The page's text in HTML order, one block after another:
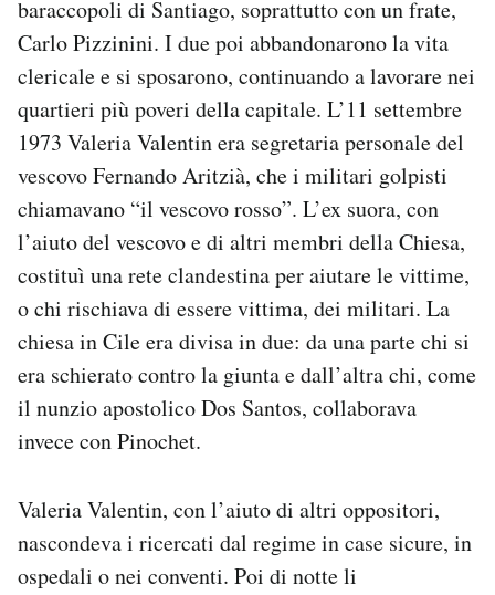
baraccopoli di Santiago, soprattutto con un frate,
Carlo Pizzinini. I due poi abbandonarono la vita
clericale e si sposarono, continuando a lavorare nei
quartieri più poveri della capitale. L’11 settembre
1973 Valeria Valentin era segretaria personale del
vescovo Fernando Aritzià, che i militari golpisti
chiamavano “il vescovo rosso”. L’ex suora, con
l’aiuto del vescovo e di altri membri della Chiesa,
costituì una rete clandestina per aiutare le vittime,
o chi rischiava di essere vittima, dei militari. La
chiesa in Cile era divisa in due: da una parte chi si
era schierato contro la giunta e dall’altra chi, come
il nunzio apostolico Dos Santos, collaborava
invece con Pinochet.
Valeria Valentin, con l’aiuto di altri oppositori,
nascondeva i ricercati dal regime in case sicure, in
ospedali o nei conventi. Poi di notte li